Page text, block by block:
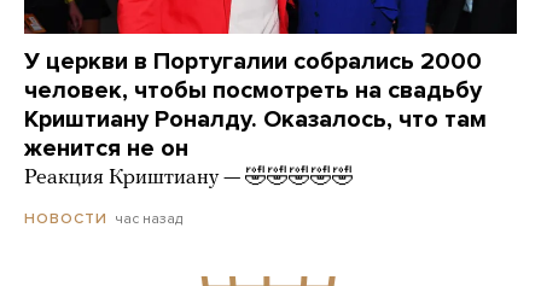
У церкви в Португалии собрались 2000
человек, чтобы посмотреть на свадьбу
Криштиану Роналду. Оказалось, что там
женится не он
Реакция Криштиану — 🤣🤣🤣🤣🤣
НОВОСТИ час назад